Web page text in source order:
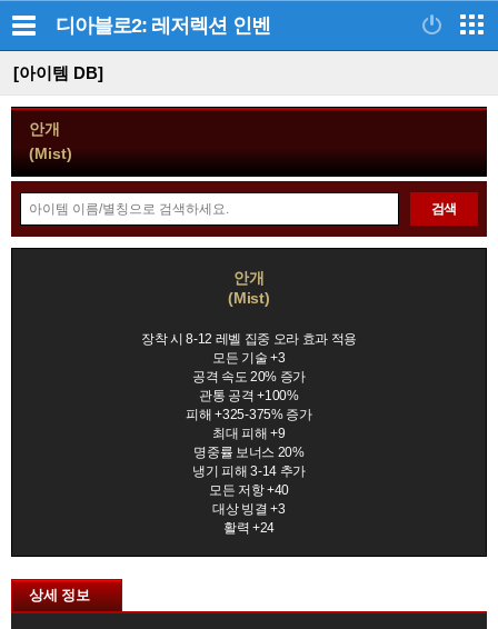
디아블로2: 레저렉션 인벤
[아이템 DB]
안개
(Mist)
아
이
템
검색
안개
(Mist)
장착 시 8-12 레벨 집중 오라 효과 적용
모든 기술 +3
공격 속도 20% 증가
관통 공격 +100%
피해 +325-375% 증가
최대 피해 +9
명중률 보너스 20%
냉기 피해 3-14 추가
모든 저항 +40
대상 빙결 +3
활력 +24
상세 정보